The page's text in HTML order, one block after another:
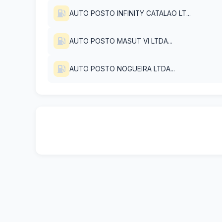
AUTO POSTO INFINITY CATALAO LT...
AUTO POSTO MASUT VI LTDA...
AUTO POSTO NOGUEIRA LTDA...